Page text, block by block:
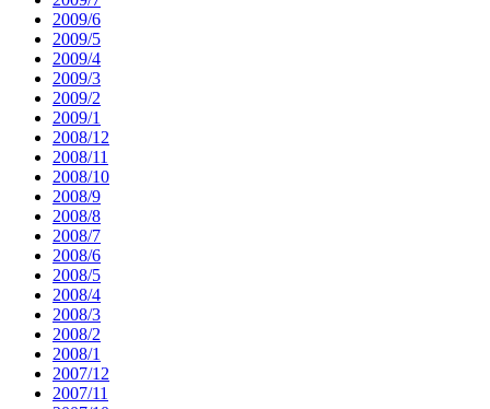
2009/6
2009/5
2009/4
2009/3
2009/2
2009/1
2008/12
2008/11
2008/10
2008/9
2008/8
2008/7
2008/6
2008/5
2008/4
2008/3
2008/2
2008/1
2007/12
2007/11